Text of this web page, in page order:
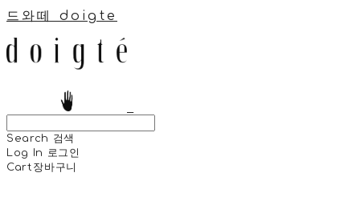
드와떼 doigte
Search 검색
Log In
로그인
Cart 장바구니